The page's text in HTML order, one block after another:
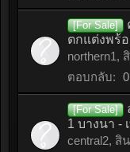
[For Sale]
ตกแต่งพร้อ
northern1,
ตอบกลับ: 0
[For Sale]
1 บางนา -
central2, สิ